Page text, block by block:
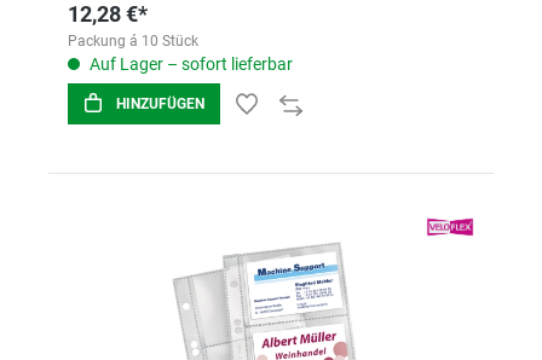
12,28 €*
Packung á 10 Stück
Auf Lager – sofort lieferbar
HINZUFÜGEN